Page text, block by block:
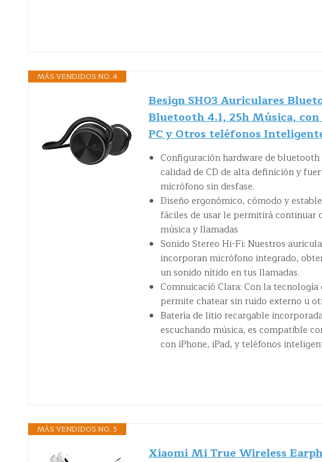
MÁS VENDIDOS NO. 4
Besign SH03 Auriculares
Bluetooth 4.1, 25h Música,
PC y Otros teléfonos
Configuración hardware de bluetooth
calidad de CD de alta definición y
micrófono sin desfase.
Diseño ergonómico, cómodo y
fáciles de usar le permitirá continuar
música y llamadas
Sonido Stereo Hi-Fi: Nuestros
incorporan micrófono integrado,
un sonido nítido en tus llamadas.
Comnuicació Clara: Con la
permite chatear sin ruido externo u
Batería de litio recargable
escuchando música, es compatible
con iPhone, iPad, y teléfonos
MÁS VENDIDOS NO. 5
Xiaomi Mi True Wireless